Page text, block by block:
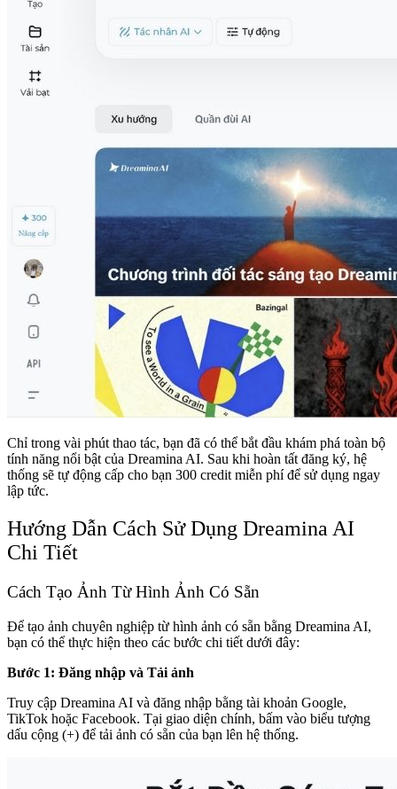
Chỉ trong vài phút thao tác, bạn đã có thể bắt đầu khám phá toàn bộ
tính năng nổi bật của Dreamina AI. Sau khi hoàn tất đăng ký, hệ
thống sẽ tự động cấp cho bạn 300 credit miễn phí để sử dụng ngay
lập tức.
Hướng Dẫn Cách Sử Dụng Dreamina AI
Chi Tiết
Cách Tạo Ảnh Từ Hình Ảnh Có Sẵn
Để tạo ảnh chuyên nghiệp từ hình ảnh có sẵn bằng Dreamina AI,
bạn có thể thực hiện theo các bước chi tiết dưới đây:
Bước 1: Đăng nhập và Tải ảnh
Truy cập Dreamina AI và đăng nhập bằng tài khoản Google,
TikTok hoặc Facebook. Tại giao diện chính, bấm vào biểu tượng
dấu cộng (+) để tải ảnh có sẵn của bạn lên hệ thống.